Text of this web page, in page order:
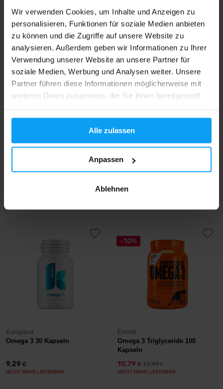
Wir verwenden Cookies, um Inhalte und Anzeigen zu
personalisieren, Funktionen für soziale Medien anbieten
zu können und die Zugriffe auf unsere Website zu
analysieren. Außerdem geben wir Informationen zu Ihrer
Verwendung unserer Website an unsere Partner für
soziale Medien, Werbung und Analysen weiter. Unsere
Partner führen diese Informationen möglicherweise mit
weiteren Daten zusammen, die Sie ihnen bereitgestellt
gesammelt haben.
Alle zulassen
Anpassen
Ablehnen
7,99€ 9,99€
AUF LAGER
24,99€ 26,50€
AUF LAGER
-44%
MyProtein
Kompava
Omega 3 30 Kapseln
9,29 €
NICHT MEHR LIEFERBAR
-10%
Extrifit
Omega 3 Triglyceride 100
Kapseln
10,79 € 11,99€
NICHT MEHR LIEFERBAR